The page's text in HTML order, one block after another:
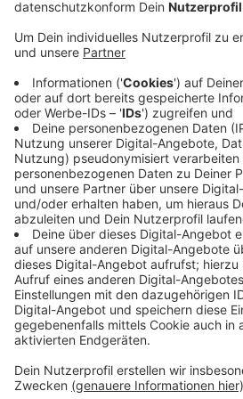
Dienstag, 03.01.2023
Autofahrer in Vreden
Anzeige
Der Verdächtige soll Ende
Vreden bedroht und gezwungen
Alstätte zu fahren. Dort konnte
Der Täter fuhr mit dem Wagen
konnte später in den
werden.
Anzeige